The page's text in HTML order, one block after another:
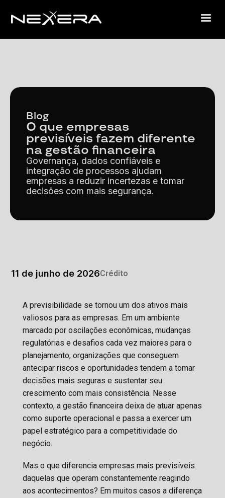
Blog
O que empresas
previsíveis fazem diferente
na gestão financeira
Governança, dados confiáveis e
integração de processos ajudam
empresas a reduzir incertezas e tomar
decisões com mais segurança.
11 de junho de 2026Crédito
A previsibilidade se tornou um dos ativos mais
valiosos para as empresas. Em um ambiente
marcado por oscilações econômicas, mudanças
regulatórias e desafios cada vez maiores para o
planejamento, organizações que conseguem
antecipar riscos e oportunidades tendem a tomar
decisões mais seguras e sustentar seu
crescimento com mais consistência. Nesse
contexto, a gestão financeira deixa de atuar apenas
como suporte operacional e passa a exercer um
papel estratégico para a competitividade do
negócio.
Mas o que diferencia empresas mais previsíveis
daquelas que operam constantemente reagindo
aos acontecimentos? Em muitos casos a diferença